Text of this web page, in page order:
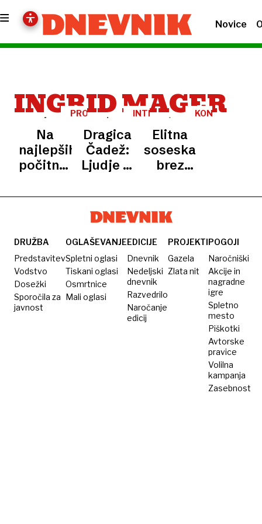
Novice
INGRID MAGER
PROSTOVOLJSTVO
Na
najlepših
počitnicah
poletja
INTERVJU
Dragica
Čadež:
Ljudje si
samo
figurice,
ne pa
tudi
njihovih
senc
KONCERTNE
Elitna
soseska
brez
dvorane
DRUŽBA
Predstavitev
Vodstvo
Dosežki
Sporočila za
javnost
OGLAŠEVANJE
Spletni oglasi
Tiskani oglasi
Osmrtnice
Mali oglasi
EDICIJE
Dnevnik
Nedeljski
dnevnik
Razvedrilo
Naročanje
edicij
PROJEKTI
Gazela
Zlata nit
POGOJI
Naročniški
Akcije in
nagradne
igre
Spletno
mesto
Piškotki
Avtorske
pravice
Volilna
kampanja
Zasebnost